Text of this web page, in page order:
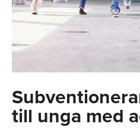
till unga med